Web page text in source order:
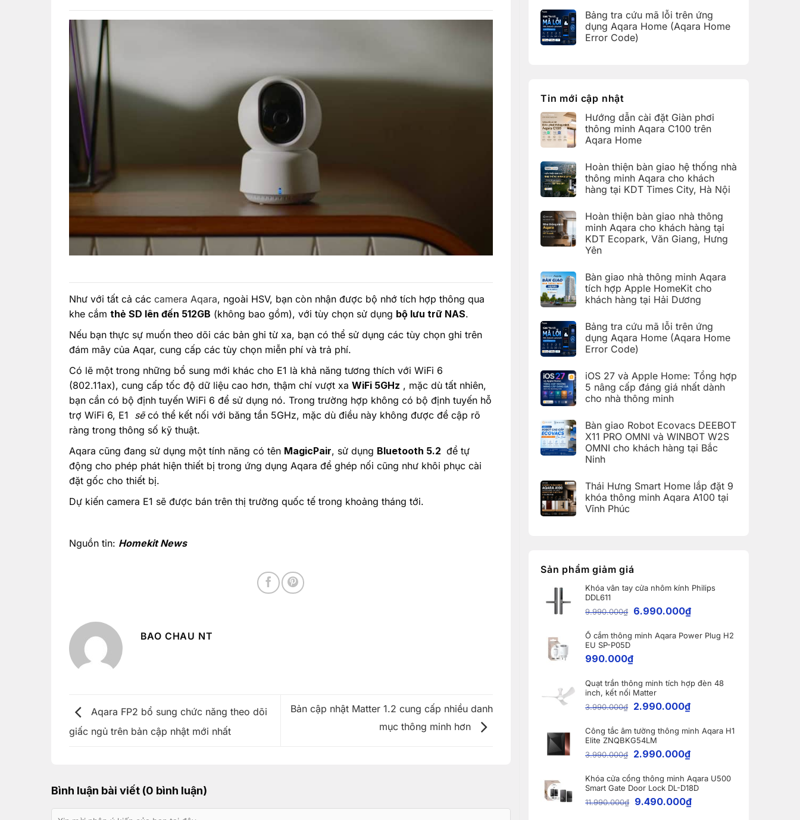
Như với tất cả các camera Aqara, ngoài HSV, bạn còn nhận được bộ nhớ tích hợp thông qua
khe cắm thẻ SD lên đến 512GB (không bao gồm), với tùy chọn sử dụng bộ lưu trữ NAS.
Nếu bạn thực sự muốn theo dõi các bản ghi từ xa, bạn có thể sử dụng các tùy chọn ghi trên
đám mây của Aqar, cung cấp các tùy chọn miễn phí và trả phí.
Có lẽ một trong những bổ sung mới khác cho E1 là khả năng tương thích với WiFi 6
(802.11ax), cung cấp tốc độ dữ liệu cao hơn, thậm chí vượt xa WiFi 5GHz , mặc dù tất nhiên,
bạn cần có bộ định tuyến WiFi 6 để sử dụng nó. Trong trường hợp không có bộ định tuyến hỗ
trợ WiFi 6, E1 sẽcó thể kết nối với băng tần 5GHz, mặc dù điều này không được đề cập rõ
ràng trong thông số kỹ thuật.
Aqara cũng đang sử dụng một tính năng có tên MagicPair, sử dụng Bluetooth 5.2 để tự
động cho phép phát hiện thiết bị trong ứng dụng Aqara để ghép nối cũng như khôi phục cài
đặt gốc cho thiết bị.
Dự kiến camera E1 sẽ được bán trên thị trường quốc tế trong khoảng tháng tới.
Nguồn tin: Homekit News
BAO CHAU NT
Aqara FP2 bổ sung chức năng theo dõi
giấc ngủ trên bản cập nhật mới nhất
Bản cập nhật Matter 1.2 cung cấp nhiều danh
mục thông minh hơn
Bình luận bài viết (0 bình luận)
khách
hàng
tại
KDT
giao
nhà
thông
minh
Aqara
Văn
Giang,
Hưng
Yên
bình
luận
ở
Bàn
hợp
Apple
cho
khách
hàng
tại
Bảng tra cứu mã lỗi trên ứng
dụng Aqara Home (Aqara Home
Error Code)
tra
cứu
lỗi
trên
ứng
dụng
(Aqara
Home
Error
Code)
Tin mới cập nhật
Hướng dẫn cài đặt Giàn phơi
thông minh Aqara C100 trên
Aqara Home
bình
luận
ở
Hướng
đặt
Giàn
phơi
thông
minh
Aqara
Aqara
Home
Hoàn thiện bàn giao hệ thống nhà
thông minh Aqara cho khách
hàng tại KDT Times City, Hà Nội
bình
luận
ở
Hoàn
thiện
bàn
thống
nhà
thông
minh
khách
hàng
tại
KDT
Hà
Nội
Hoàn thiện bàn giao nhà thông
minh Aqara cho khách hàng tại
KDT Ecopark, Văn Giang, Hưng
Yên
bình
luận
ở
Hoàn
giao
nhà
thông
minh
Aqara
khách
hàng
tại
KDT
Ecopark,
Hưng
Yên
Bàn giao nhà thông minh Aqara
tích hợp Apple HomeKit cho
khách hàng tại Hải Dương
bình
luận
ở
Bàn
thông
minh
Aqara
tích
hợp
HomeKit
cho
khách
hàng
tại
Hải
Bảng tra cứu mã lỗi trên ứng
dụng Aqara Home (Aqara Home
Error Code)
bình
luận
ở
Bảng
mã
lỗi
trên
ứng
dụng
Aqara
Home
Error
Code)
iOS 27 và Apple Home: Tổng hợp
5 nâng cấp đáng giá nhất dành
cho nhà thông minh
bình
luận
ở
iOS
27
và
Home:
Tổng
hợp
5
nâng
thông
Bàn giao Robot Ecovacs DEEBOT
X11 PRO OMNI và WINBOT W2S
OMNI cho khách hàng tại Bắc
Ninh
bình
luận
ở
Bàn
OMNI
và
W2S
OMNI
cho
khách
Bắc
Ninh
Thái Hưng Smart Home lắp đặt 9
khóa thông minh Aqara A100 tại
Vĩnh Phúc
Hưng
Smart
lắp
đặt
khóa
minh
Aqara
A100
Vĩnh
Sản phẩm giảm giá
Khóa vân tay cửa nhôm kính Philips
DDL611
9.990.000₫ 6.990.000₫
Ổ cắm thông minh Aqara Power Plug H2
EU SP-P05D
990.000₫
Quạt trần thông minh tích hợp đèn 48
inch, kết nối Matter
3.990.000₫ 2.990.000₫
Công tắc âm tường thông minh Aqara H1
Elite ZNQBKG54LM
3.990.000₫ 2.990.000₫
Khóa cửa cổng thông minh Aqara U500
Smart Gate Door Lock DL-D18D
11.990.000₫ 9.490.000₫